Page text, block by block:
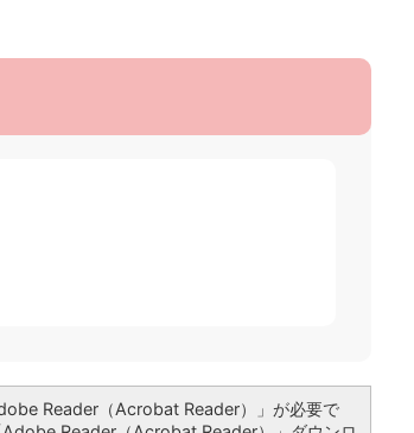
Reader（Acrobat Reader）」が必要で